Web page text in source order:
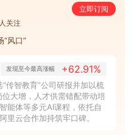
立即订阅
关注
“风口”
发现至今最高涨幅 +62.91%
传智教育”公司研报并加以梳
大增，人才供需错配带动培
能体等多元AI课程，依托自
里云合作加持筑牢口碑。